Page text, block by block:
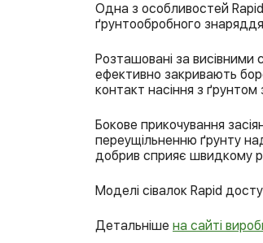
Одна з особливостей
ґрунтообробного
Розташовані за висівними
ефективно закривають
контакт насіння з
Бокове прикочування
переущільненню ґрунту
добрив сприяє швидкому
Моделі сівалок Rapid
Детальніше на сайті